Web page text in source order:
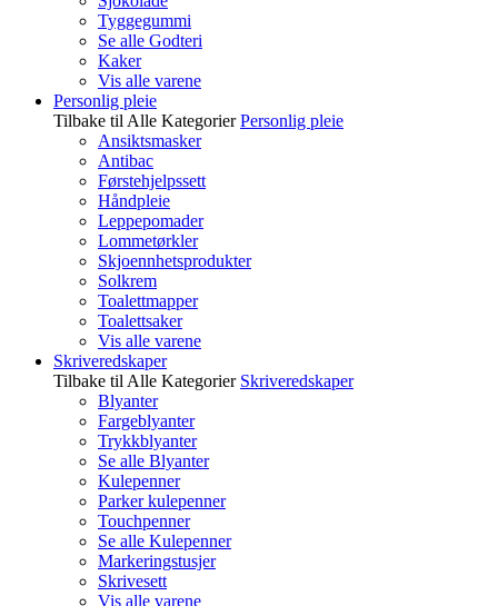
Tyggegummi
Se alle Godteri
Kaker
Vis alle varene
Personlig pleie
Tilbake til Alle Kategorier Personlig pleie
Ansiktsmasker
Antibac
Førstehjelpssett
Håndpleie
Leppepomader
Lommetørkler
Skjoennhetsprodukter
Solkrem
Toalettmapper
Toalettsaker
Vis alle varene
Skriveredskaper
Tilbake til Alle Kategorier Skriveredskaper
Blyanter
Fargeblyanter
Trykkblyanter
Se alle Blyanter
Kulepenner
Parker kulepenner
Touchpenner
Se alle Kulepenner
Markeringstusjer
Skrivesett
Vis alle varene